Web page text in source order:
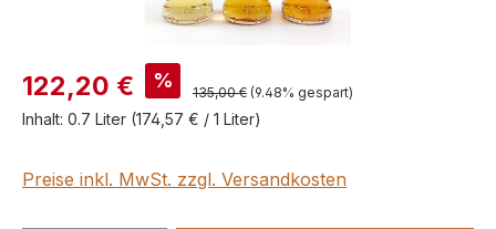
122,20 € %
135,00 € (9.48% gespart)
Inhalt: 0.7 Liter (174,57 € / 1 Liter)
Preise inkl. MwSt. zzgl. Versandkosten